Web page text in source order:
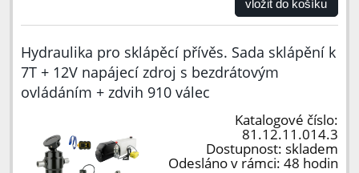
vložit do košíku
Hydraulika pro sklápěcí přívěs. Sada sklápění k
7T + 12V napájecí zdroj s bezdrátovým
ovládáním + zdvih 910 válec
Katalogové číslo:
81.12.11.014.3
Dostupnost: skladem
Odesláno v rámci: 48 hodin